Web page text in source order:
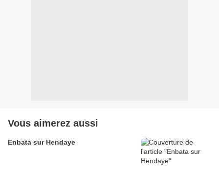
Vous aimerez aussi
Enbata sur Hendaye